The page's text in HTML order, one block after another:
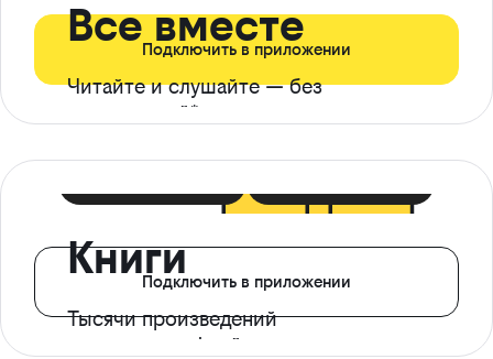
Все вместе
Читайте и слушайте — без
ограничений*
Подключить в приложении
Книги
Тысячи произведений
с доступом офлайн
Подключить в приложении